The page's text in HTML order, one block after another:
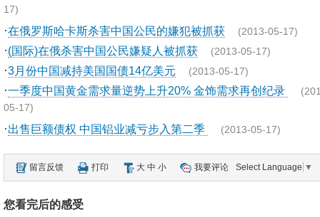
17)
·在俄罗斯哈卡斯杀害中国公民的嫌犯被抓获 (2013-05-17)
·(国际)在俄杀害中国公民嫌疑人被抓获 (2013-05-17)
·3月份中国减持美国国债14亿美元 (2013-05-17)
·一季度中国黄金需求量逆势上升20% 金饰需求再创纪录
05-17)
·出售巨额债权 中国铝业减亏步入第二季 (2013-05-17)
留言反馈 打印 大 中 小 我要评论 Select Language ▼
您看完后的感受